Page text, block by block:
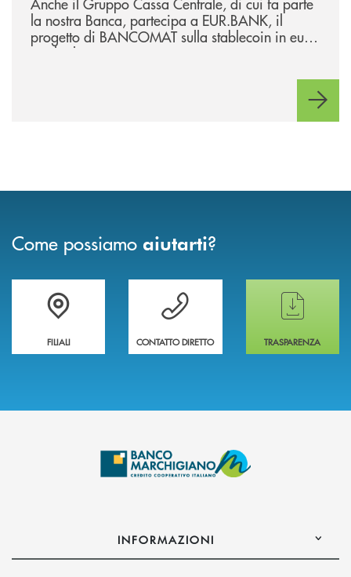
la nostra Banca, partecipa a EUR.BANK, il
progetto di BANCOMAT sulla stablecoin in euro
e sul relativo ecosistema
Come possiamo aiutarti?
Trova la filiale più vicina a te
FILIALI
Hai bisogno di assistenza immediata ?
CONTATTO DIRETTO
Hai bisogno di
TRASPARENZA
INFORMAZIONI